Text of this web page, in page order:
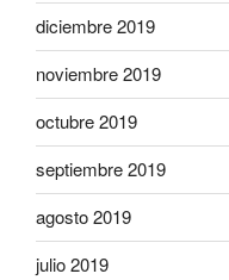
diciembre 2019
noviembre 2019
octubre 2019
septiembre 2019
agosto 2019
julio 2019